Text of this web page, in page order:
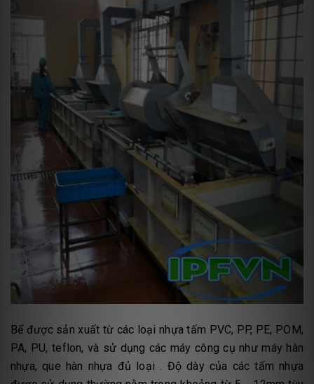
Bể được sản xuất từ các loại nhựa tấm PVC, PP, PE, POM,
PA, PU, teflon, và sử dụng các máy công cụ như máy hàn
nhựa, que hàn nhựa đủ loại . Độ dày của các tấm nhựa